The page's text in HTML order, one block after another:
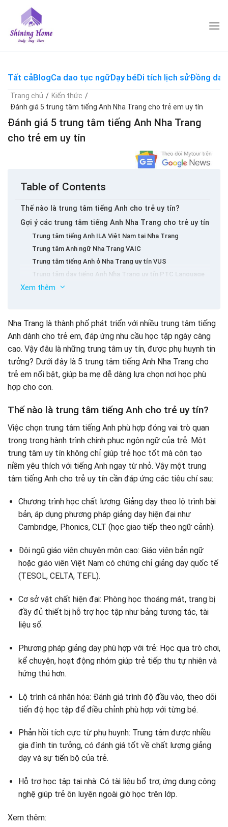
content
Tất cảBlogCa dao tục ngữDạy béDi tích lịch sửĐồng dao
Trang chủ / Kiến thức /
Đánh giá 5 trung tâm tiếng Anh Nha Trang cho trẻ em uy tín
Đánh giá 5 trung tâm tiếng Anh Nha Trang
cho trẻ em uy tín
Table of Contents
Thế nào là trung tâm tiếng Anh cho trẻ uy tín?
Gợi ý các trung tâm tiếng Anh Nha Trang cho trẻ uy tín
Trung tâm tiếng Anh ILA Việt Nam tại Nha Trang
Trung tâm Anh ngữ Nha Trang VAIC
Trung tâm tiếng Anh ở Nha Trang uy tín VUS
Trung tâm dạy tiếng Anh Nha Trang uy tín PTC Language
Center
Home – Gia đình Anh Ngữ
Kết luận
Xem thêm
Nha Trang là thành phố phát triển với nhiều trung tâm tiếng
Anh dành cho trẻ em, đáp ứng nhu cầu học tập ngày càng
cao. Vậy đâu là những trung tâm uy tín, được phụ huynh tin
tưởng? Dưới đây là 5 trung tâm tiếng Anh Nha Trang cho
trẻ em nổi bật, giúp ba mẹ dễ dàng lựa chọn nơi học phù
hợp cho con.
Thế nào là trung tâm tiếng Anh cho trẻ uy tín?
Việc chọn trung tâm tiếng Anh phù hợp đóng vai trò quan
trọng trong hành trình chinh phục ngôn ngữ của trẻ. Một
trung tâm uy tín không chỉ giúp trẻ học tốt mà còn tạo
niềm yêu thích với tiếng Anh ngay từ nhỏ. Vậy một trung
tâm tiếng Anh cho trẻ uy tín cần đáp ứng các tiêu chí sau:
Chương trình học chất lượng: Giảng dạy theo lộ trình bài
bản, áp dụng phương pháp giảng dạy hiện đại như
Cambridge, Phonics, CLT (học giao tiếp theo ngữ cảnh).
Đội ngũ giáo viên chuyên môn cao: Giáo viên bản ngữ
hoặc giáo viên Việt Nam có chứng chỉ giảng dạy quốc tế
(TESOL, CELTA, TEFL).
Cơ sở vật chất hiện đại: Phòng học thoáng mát, trang bị
đầy đủ thiết bị hỗ trợ học tập như bảng tương tác, tài
liệu số.
Phương pháp giảng dạy phù hợp với trẻ: Học qua trò chơi,
kể chuyện, hoạt động nhóm giúp trẻ tiếp thu tự nhiên và
hứng thú hơn.
Lộ trình cá nhân hóa: Đánh giá trình độ đầu vào, theo dõi
tiến độ học tập để điều chỉnh phù hợp với từng bé.
Phản hồi tích cực từ phụ huynh: Trung tâm được nhiều
gia đình tin tưởng, có đánh giá tốt về chất lượng giảng
dạy và sự tiến bộ của trẻ.
Hỗ trợ học tập tại nhà: Có tài liệu bổ trợ, ứng dụng công
nghệ giúp trẻ ôn luyện ngoài giờ học trên lớp.
Xem thêm: